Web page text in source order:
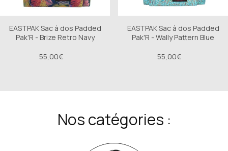
EASTPAK Sac à dos Padded
Pak'R - Brize Retro Navy
55,00€
EASTPAK Sac à dos Padded
Pak'R - Wally Pattern Blue
55,00€
Nos catégories :